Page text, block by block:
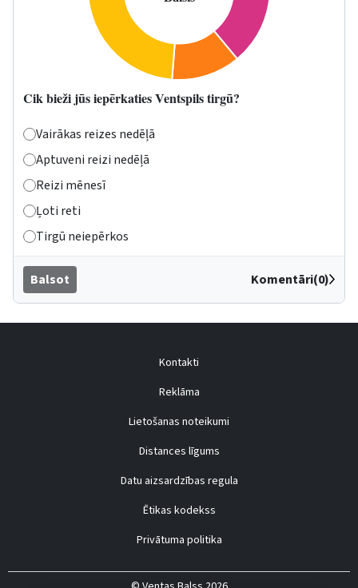
Cik bieži jūs iepērkaties Ventspils tirgū?
Vairākas reizes nedēļā
Aptuveni reizi nedēļā
Reizi mēnesī
Ļoti reti
Tirgū neiepērkos
Balsot Komentāri(0)
Kontakti
Reklāma
Lietošanas noteikumi
Distances līgums
Datu aizsardzības regula
Ētikas kodekss
Privātuma politika